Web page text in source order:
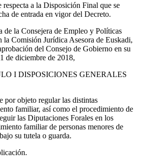
a la Disposición Final que se
de entrada en vigor del Decreto.
de la Consejera de Empleo y Políticas
la Comisión Jurídica Asesora de Euskadi,
del Consejo de Gobierno en su
de diciembre de 2018,
I DISPOSICIONES GENERALES
por objeto regular las distintas
familiar, así como el procedimiento de
las Diputaciones Forales en los
familiar de personas menores de
su tutela o guarda.